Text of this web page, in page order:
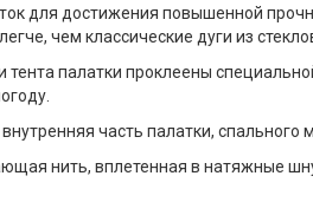
для достижения повышенной
чем классические дуги из
тента палатки проклеены
часть палатки, спального
нить, вплетенная в натяжные